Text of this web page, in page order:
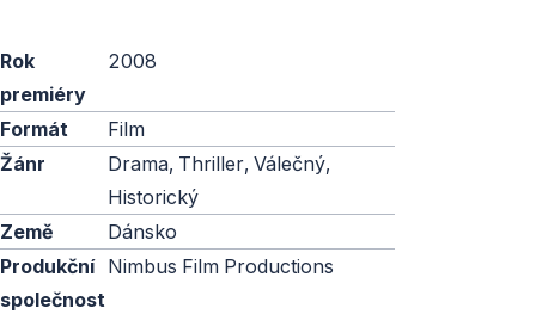
Rok
premiéry
2008
Formát
Film
Žánr
Drama, Thriller, Válečný,
Historický
Země
Dánsko
Produkční
společnost
Nimbus Film Productions